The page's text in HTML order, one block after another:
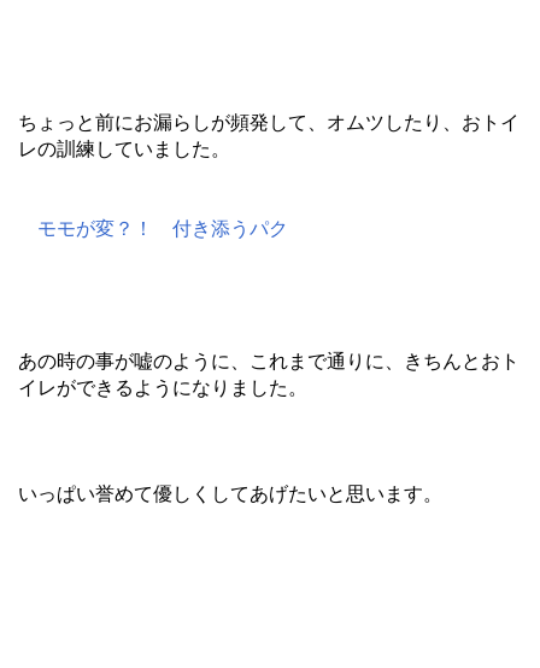
ちょっと前にお漏らしが頻発して、オムツしたり、おトイ
レの訓練していました。
モモが変？！ 付き添うパク
あの時の事が嘘のように、これまで通りに、きちんとおト
イレができるようになりました。
いっぱい誉めて優しくしてあげたいと思います。